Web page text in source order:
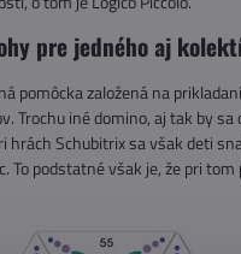
pre jedného aj
pomôcka založená na prikladaní
Trochu iné domino, aj tak by sa
hrách Schubitrix sa však deti
To podstatné však je, že pri tom